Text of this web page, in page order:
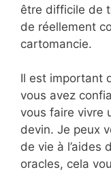
être difficile de
de réellement
cartomancie.
Il est important
vous avez
vous faire vivre
devin. Je peux
de vie à l’aides
oracles, cela